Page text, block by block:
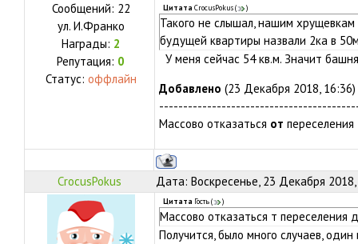
Сообщений: 22
ул. И.Франко
Награды: 2
Репутация: 0
Статус: оффлайн
Цитата CrocusPokus( )
Такого не слышал, нашим
будущей квартиры назвали 2ка в
У меня сейчас 54 кв.м. Значит
Добавлено (23 Декабря 2018, 16:36)
Массово отказаться от
CrocusPokus Дата: Воскресенье, 23 Декабря
Цитата Гость( )
Массово отказаться т
Получится, было много случаев,